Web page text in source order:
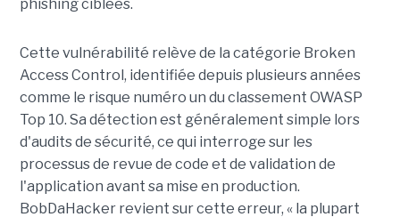
phishing ciblées.
Cette vulnérabilité relève de la catégorie Broken
Access Control, identifiée depuis plusieurs années
comme le risque numéro un du classement OWASP
Top 10. Sa détection est généralement simple lors
d'audits de sécurité, ce qui interroge sur les
processus de revue de code et de validation de
l'application avant sa mise en production.
BobDaHacker revient sur cette erreur, « la plupart